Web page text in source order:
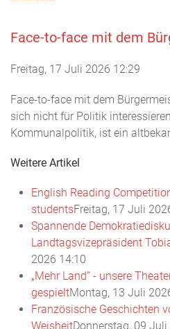
Face-to-face mit dem
Freitag, 17 Juli 2026 12:29
Face-to-face mit dem
sich nicht für Politik
Kommunalpolitik, ist ein
Weitere Artikel
English Reading
studentsFreitag, 17 Juli
Spannende
Landtagsvizepräsident
2026 14:10
„Mehr Land“ - unsere
gespieltMontag, 13 Juli
Französische Geschichten
WeisheitDonnerstag, 09